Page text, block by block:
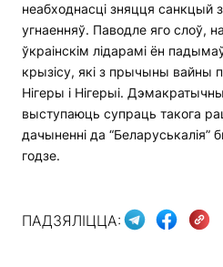
неабходнасці зняцця санкцый з
угнаенняў. Паводле яго слоў,
ўкраінскім лідарамі ён
крызісу, які з прычыны вайны
Нігеры і Нігерыі.
выступаюць супраць такога
дачыненні да “Беларуськалія”
годзе.
ПАДЗЯЛІЦЦА: